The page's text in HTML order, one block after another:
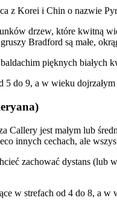
z Korei i Chin o nazwie
drzew, które kwitną
Bradford są małe,
pięknych białych
5 do 9, a w wieku
Callery jest małym lub
innych cechach, ale
zachować dystans (lub
w strefach od 4 do 8, a